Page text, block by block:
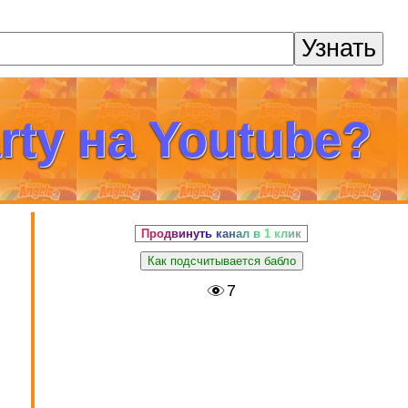
Узнать
на Youtube?
Продвинуть канал в 1 клик
Как подсчитывается бабло
7